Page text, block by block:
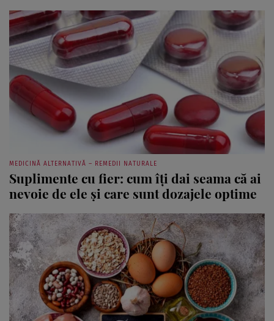
MEDICINĂ ALTERNATIVĂ – REMEDII NATURALE
Suplimente cu fier: cum îți dai seama că ai
nevoie de ele şi care sunt dozajele optime